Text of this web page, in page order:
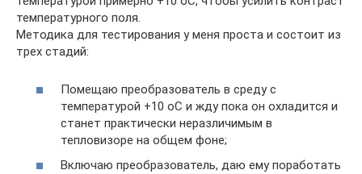
температурного поля.
Методика для тестирования у меня проста и состоит из
трех стадий:
Помещаю преобразователь в среду с
температурой +10 oС и жду пока он охладится и
станет практически неразличимым в
тепловизоре на общем фоне;
Включаю преобразователь, даю ему поработать